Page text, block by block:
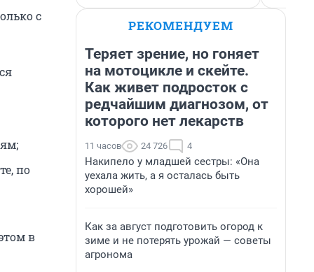
с
по
в
РЕКОМЕНДУЕМ
Теряет зрение, но гоняет
на мотоцикле и скейте.
Как живет подросток с
редчайшим диагнозом, от
которого нет лекарств
11 часов 24 726 4
Накипело у младшей сестры: «Она
уехала жить, а я осталась быть
хорошей»
Как за август подготовить огород к
зиме и не потерять урожай — советы
агронома